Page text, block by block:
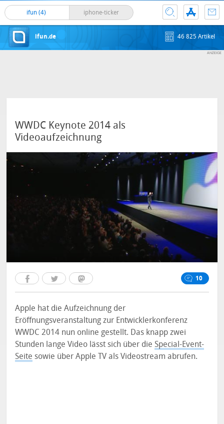
ifun (4) iphone-ticker
ifun.de 46 825 Artikel
WWDC Keynote 2014 als
Videoaufzeichnung
10
Apple hat die Aufzeichnung der
Eröffnungsveranstaltung zur Entwicklerkonferenz
WWDC 2014 nun online gestellt. Das knapp zwei
Stunden lange Video lässt sich über die Special-Event-
Seite sowie über Apple TV als Videostream abrufen.